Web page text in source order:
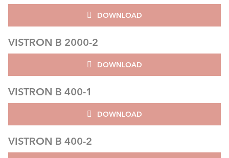
DOWNLOAD
VISTRON B 2000-2
DOWNLOAD
VISTRON B 400-1
DOWNLOAD
VISTRON B 400-2